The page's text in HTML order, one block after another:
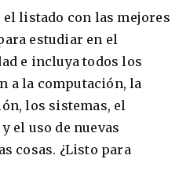
en Toronto
el listado con las mejores
estudiar en el
e incluya todos los
a la computación, la
los sistemas, el
el uso de nuevas
cosas. ¿Listo para